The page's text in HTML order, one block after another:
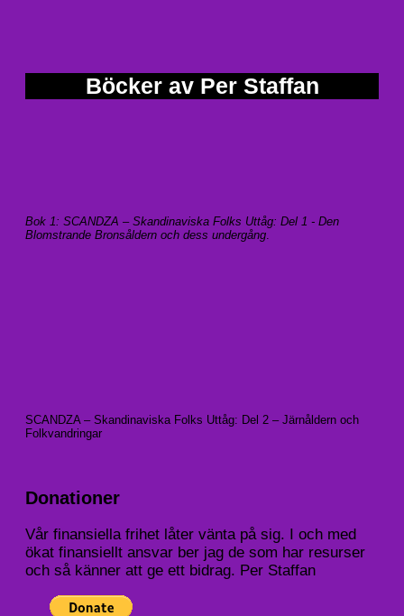
Böcker av Per Staffan
Bok 1: SCANDZA – Skandinaviska Folks Uttåg: Del 1 - Den
Blomstrande Bronsåldern och dess undergång
SCANDZA – Skandinaviska Folks Uttåg: Del 2 – Järnåldern och
Folkvandringar
Donationer
Vår finansiella frihet låter vänta på sig. I och med
ökat finansiellt ansvar ber jag de som har resurser
och så känner att ge ett bidrag. Per Staffan